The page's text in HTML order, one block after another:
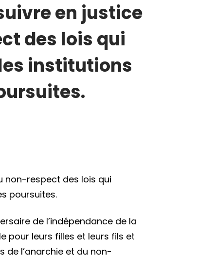
en justice
des lois qui
institutions
non-respect des lois qui
poursuites.
de l’indépendance de la
pour leurs filles et leurs fils et
de l’anarchie et du non-